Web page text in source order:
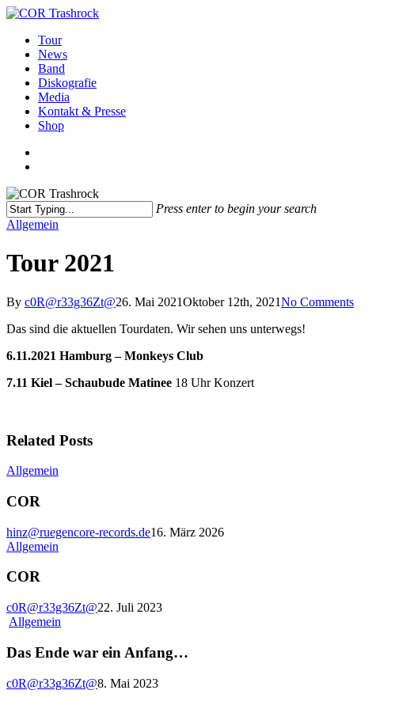
Skip
main
content
search
Menu
Tour
News
Band
Diskografie
Media
Kontakt & Presse
Shop
Press enter to begin your search
Close
Allgemein
Tour 2021
By c0R@r33g36Zt@26. Mai 2021Oktober 12th, 2021No Comments
Das sind die aktuellen Tourdaten. Wir sehen uns unterwegs!
6.11.2021 Hamburg – Monkeys Club
7.11 Kiel – Schaubude Matinee 18 Uhr Konzert
Related Posts
Allgemein
COR
hinz@ruegencore-records.de16. März 2026
Allgemein
COR
c0R@r33g36Zt@22. Juli 2023
Allgemein
war
Anfang…
Das Ende war ein Anfang…
c0R@r33g36Zt@8. Mai 2023